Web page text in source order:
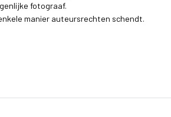
fotograaf.
manier auteursrechten schendt.